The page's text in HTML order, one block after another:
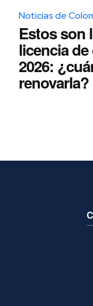
Noticias de
Estos son
licencia
2026:
renovarla?